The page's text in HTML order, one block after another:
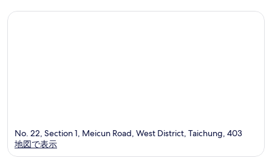
No. 22, Section 1, Meicun Road, West District, Taichung, 403
地図で表示